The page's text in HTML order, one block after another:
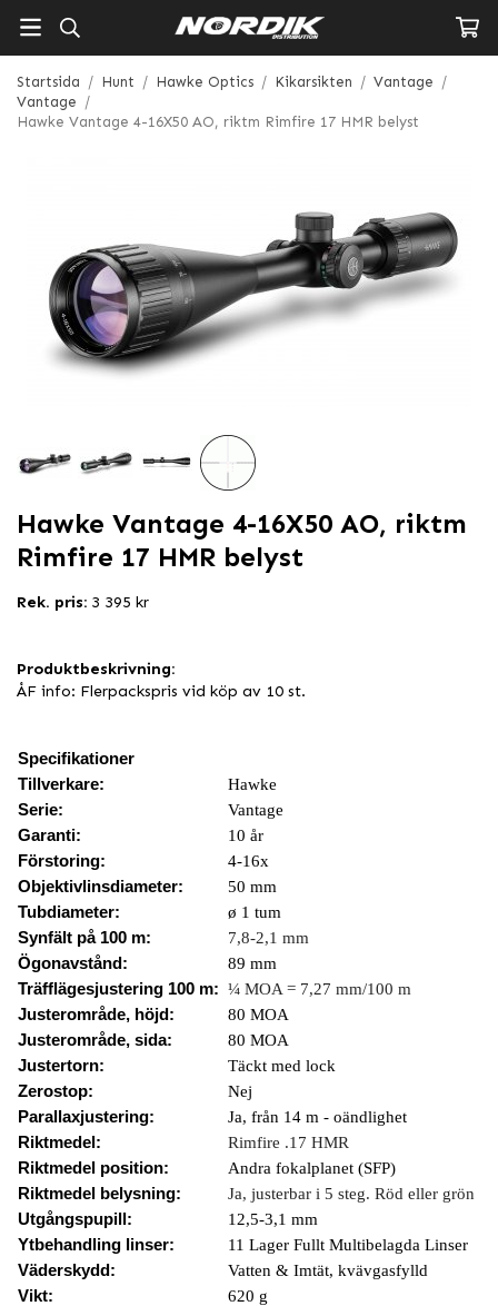
Startsida / Hunt / Hawke Optics / Kikarsikten / Vantage /
Vantage /
Hawke Vantage 4-16X50 AO, riktm Rimfire 17 HMR belyst
Hawke Vantage 4-16X50 AO, riktm
Rimfire 17 HMR belyst
Rek. pris: 3 395 kr
Produktbeskrivning:
ÅF info: Flerpackspris vid köp av 10 st.
Specifikationer
Tillverkare:
Hawke
Serie:
Vantage
Garanti:
10 år
Förstoring:
4-16x
Objektivlinsdiameter:
50 mm
Tubdiameter:
ø 1 tum
Synfält på 100 m:
7,8-2,1 mm
Ögonavstånd:
89 mm
Träfflägesjustering 100 m: ¼ MOA = 7,27 mm/100 m
Justerområde, höjd:
80 MOA
Justerområde, sida:
80 MOA
Justertorn:
Täckt med lock
Zerostop:
Nej
Parallaxjustering:
Ja, från 14 m - oändlighet
Riktmedel:
Rimfire .17 HMR
Riktmedel position:
Andra fokalplanet (SFP)
Riktmedel belysning:
Ja, justerbar i 5 steg. Röd eller grön
Utgångspupill:
12,5-3,1 mm
Ytbehandling linser:
11 Lager Fullt Multibelagda Linser
Väderskydd:
Vatten & Imtät, kvävgasfylld
Vikt:
620 g